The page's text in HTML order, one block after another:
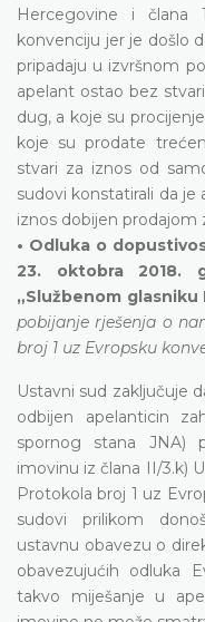
Hercegovine i člana
konvenciju jer je došlo
pripadaju u izvršnom
apelant ostao bez
dug, a koje su
koje su prodate
stvari za iznos od
sudovi konstatirali da
iznos dobijen prodajom
• Odluka o
23. oktobra 2018.
„Službenom glasniku
pobijanje rješenja o
broj 1 uz Evropsku
Ustavni sud zaključuje
odbijen apelanticin
spornog stana JNA)
imovinu iz člana II/3.k)
Protokola broj 1 uz
sudovi prilikom
ustavnu obavezu o
obavezujućih odluka
takvo miješanje u